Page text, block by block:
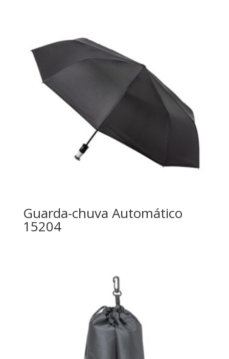
Guarda-chuva Automático
15204